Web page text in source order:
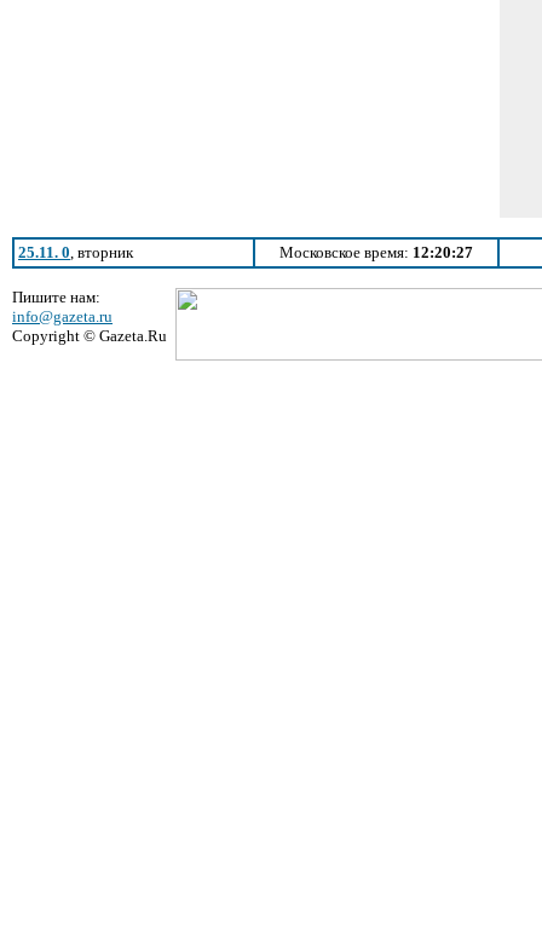
25.11. 0, вторник Московское время: 12:20:27
Пишите нам:
info@gazeta.ru
Copyright © Gazeta.Ru